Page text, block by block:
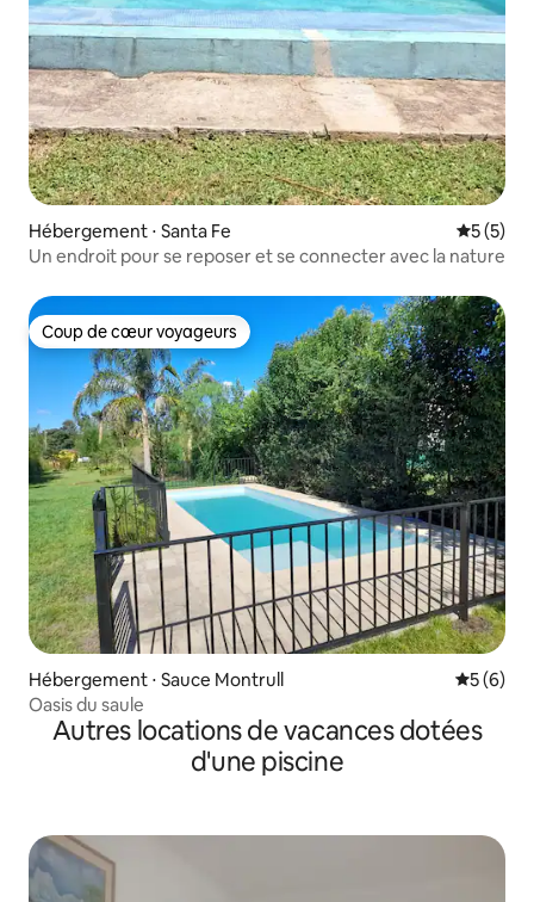
Hébergement ⋅ Santa Fe
5 (5)
Un endroit pour se reposer et se connecter avec la nature
Coup de cœur voyageurs
Coup de cœur voyageurs
Hébergement ⋅ Sauce Montrull
5 (6)
Oasis du saule
Autres locations de vacances dotées
d'une piscine